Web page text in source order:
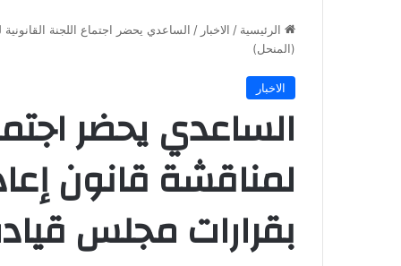
الرئيسية / الاخبار / الساعدي يحضر اجتماع اللجنة
(المنحل)
الاخبار
الساعدي يحضر
لمناقشة قانون
بقرارات مجلس